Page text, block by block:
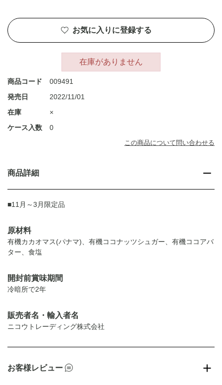
お気に入りに登録する
在庫がありません
商品コード
009491
発売日
2022/11/01
在庫
×
ケース入数
0
この商品について問い合わせる
商品詳細
■11月～3月限定品
原材料
有機カカオマス(パナマ)、有機ココナッツシュガー、有機ココアバ
ター、食塩
開封前賞味期間
冷暗所で2年
販売者名・輸入者名
ニコウトレーディング株式会社
お客様レビュー